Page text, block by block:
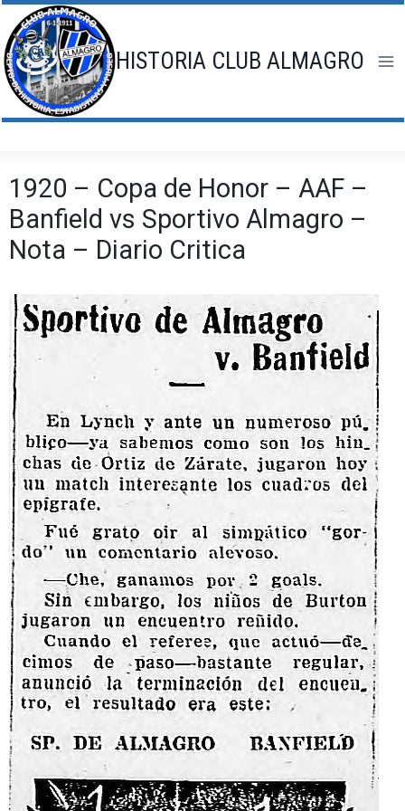
Saltar
al
contenido
HISTORIA CLUB ALMAGRO
1920 – Copa de Honor – AAF –
Banfield vs Sportivo Almagro –
Nota – Diario Critica